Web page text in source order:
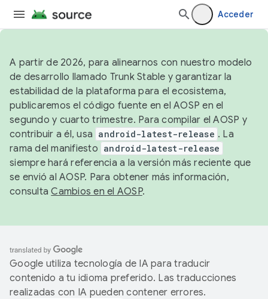
Acceder
A partir de 2026, para alinearnos con nuestro modelo
de desarrollo llamado Trunk Stable y garantizar la
estabilidad de la plataforma para el ecosistema,
publicaremos el código fuente en el AOSP en el
segundo y cuarto trimestre. Para compilar el AOSP y
contribuir a él, usa android-latest-release . La
rama del manifiesto android-latest-release
siempre hará referencia a la versión más reciente que
se envió al AOSP. Para obtener más información,
consultaCambios en el AOSP.
Google utiliza tecnología de IA para traducir
contenido a tu idioma preferido. Las traducciones
realizadas con IA pueden contener errores.